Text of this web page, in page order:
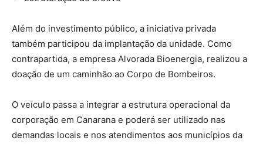
Além do investimento público, a iniciativa privada
também participou da implantação da unidade. Como
contrapartida, a empresa Alvorada Bioenergia, realizou a
doação de um caminhão ao Corpo de Bombeiros.
O veículo passa a integrar a estrutura operacional da
corporação em Canarana e poderá ser utilizado nas
demandas locais e nos atendimentos aos municípios da